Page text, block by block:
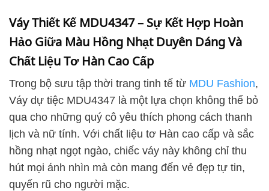
Váy Thiết Kế MDU4347 – Sự Kết Hợp Hoàn
Hảo Giữa Màu Hồng Nhạt Duyên Dáng Và
Chất Liệu Tơ Hàn Cao Cấp
Trong bộ sưu tập thời trang tinh tế từ MDU Fashion,
Váy dự tiệc MDU4347 là một lựa chọn không thể bỏ
qua cho những quý cô yêu thích phong cách thanh
lịch và nữ tính. Với chất liệu tơ Hàn cao cấp và sắc
hồng nhạt ngọt ngào, chiếc váy này không chỉ thu
hút mọi ánh nhìn mà còn mang đến vẻ đẹp tự tin,
quyến rũ cho người mặc.